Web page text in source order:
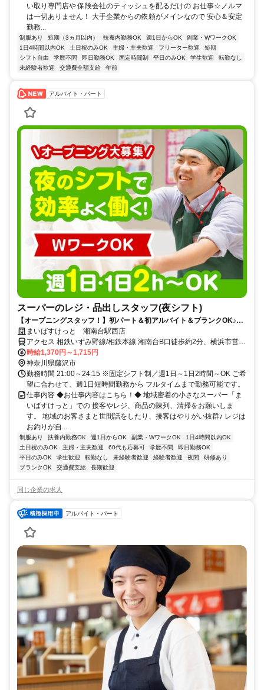
い取り専門店や 保険会社のティッシュを配るだけの お仕事☆ノルマ
は一切ありません！ 大手企業からの依頼がメインなので 安心＆安定
勤務...
制服あり 短期（3ヵ月以内） 扶養内勤務OK 週1日からOK
副業・WワークOK
1日4時間以内OK
土日祝のみOK 主婦・主夫歓迎 フリーター歓迎
短期
シフト自由
学歴不問 即日勤務OK 固定時間制 平日のみOK 学生歓迎
転勤なし
未経験者歓迎
交通費全額支給 午前
アルバイト・パート
スーパーのレジ・品出しスタッフ(夜シフト)
【オープニングスタッフ！】初パート＆初アルバイト＆ブランクOK♪髪
型・髪色自由！嬉しい日祝時給ＵＰ！
まいばすけっと 湘南台駅西店
アクセス 相鉄いずみ野線/相鉄本線 湘南台B口徒歩約2分、横浜市営ブ
ルーライン 湘南台B口徒歩約2分、小田急江ノ島線 湘南台B口徒歩約2
分 ★週1日～OK ★日祝時給58円UP
時給1,370円～1,715円
神奈川県藤沢市
勤務時間 21:00～24:15 ※固定シフト制／週1日～1日2時間～OK ご希
望に合わせて、週1日短時間勤務から フルタイムまで勤務可能です。
仕事内容 ◆お仕事内容はこちら！◆ 地域密着の小さなスーパー「ま
いばすけっと」での 接客やレジ、商品の陳列、清掃をお願いしま
す。 地域のお客さまと世間話をしたり、接客はやりがい抜群♪ レジは
お釣りが自...
制服あり 扶養内勤務OK 週1日からOK 副業・WワークOK
1日4時間以内OK
土日祝のみOK
主婦・主夫歓迎 60代も応募可 学歴不問
即日勤務OK
平日のみOK
学生歓迎 転勤なし 未経験者歓迎 経験者歓迎 夜間
研修あり
ブランクOK
交通費支給 長期歓迎
同じ企業の求人
アルバイト・パート